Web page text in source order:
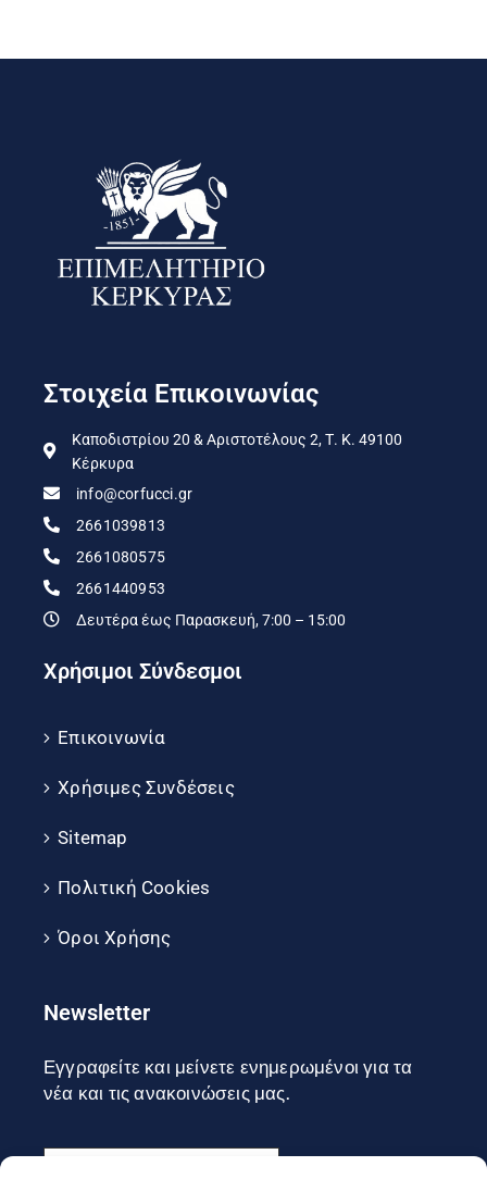
Στοιχεία Επικοινωνίας
Καποδιστρίου 20 & Αριστοτέλους 2, Τ. Κ. 49100
Κέρκυρα
info@corfucci.gr
2661039813
2661080575
2661440953
Δευτέρα έως Παρασκευή, 7:00 – 15:00
Χρήσιμοι Σύνδεσμοι
Επικοινωνία
Χρήσιμες Συνδέσεις
Sitemap
Πολιτική Cookies
Όροι Χρήσης
Newsletter
Εγγραφείτε και μείνετε ενημερωμένοι για τα
νέα και τις ανακοινώσεις μας.